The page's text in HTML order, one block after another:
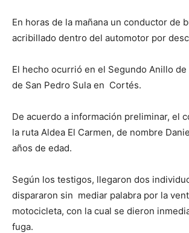
En horas de la mañana un conductor de
acribillado dentro del automotor por
El hecho ocurrió en el Segundo Anillo
de San Pedro Sula en Cortés.
De acuerdo a información preliminar, el
la ruta Aldea El Carmen, de nombre
años de edad.
Según los testigos, llegaron dos
dispararon sin mediar palabra por la
motocicleta, con la cual se dieron
fuga.